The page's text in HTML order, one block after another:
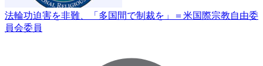
法輪功迫害を非難、「多国間で制裁を」＝米国際宗教自由委
員会委員